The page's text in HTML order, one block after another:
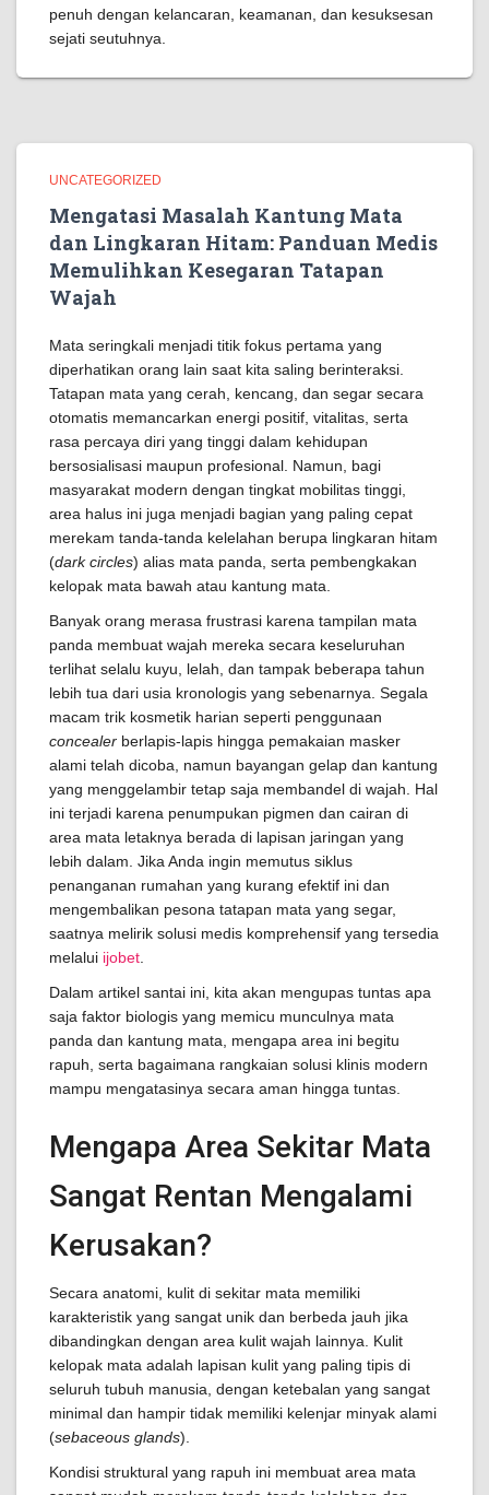
penuh dengan kelancaran, keamanan, dan kesuksesan
sejati seutuhnya.
UNCATEGORIZED
Mengatasi Masalah Kantung Mata
dan Lingkaran Hitam: Panduan Medis
Memulihkan Kesegaran Tatapan
Wajah
Mata seringkali menjadi titik fokus pertama yang
diperhatikan orang lain saat kita saling berinteraksi.
Tatapan mata yang cerah, kencang, dan segar secara
otomatis memancarkan energi positif, vitalitas, serta
rasa percaya diri yang tinggi dalam kehidupan
bersosialisasi maupun profesional. Namun, bagi
masyarakat modern dengan tingkat mobilitas tinggi,
area halus ini juga menjadi bagian yang paling cepat
merekam tanda-tanda kelelahan berupa lingkaran hitam
(dark circles) alias mata panda, serta pembengkakan
kelopak mata bawah atau kantung mata.
Banyak orang merasa frustrasi karena tampilan mata
panda membuat wajah mereka secara keseluruhan
terlihat selalu kuyu, lelah, dan tampak beberapa tahun
lebih tua dari usia kronologis yang sebenarnya. Segala
macam trik kosmetik harian seperti penggunaan
concealer berlapis-lapis hingga pemakaian masker
alami telah dicoba, namun bayangan gelap dan kantung
yang menggelambir tetap saja membandel di wajah. Hal
ini terjadi karena penumpukan pigmen dan cairan di
area mata letaknya berada di lapisan jaringan yang
lebih dalam. Jika Anda ingin memutus siklus
penanganan rumahan yang kurang efektif ini dan
mengembalikan pesona tatapan mata yang segar,
saatnya melirik solusi medis komprehensif yang tersedia
melalui ijobet
Dalam artikel santai ini, kita akan mengupas tuntas apa
saja faktor biologis yang memicu munculnya mata
panda dan kantung mata, mengapa area ini begitu
rapuh, serta bagaimana rangkaian solusi klinis modern
mampu mengatasinya secara aman hingga tuntas.
Mengapa Area Sekitar Mata
Sangat Rentan Mengalami
Kerusakan?
Secara anatomi, kulit di sekitar mata memiliki
karakteristik yang sangat unik dan berbeda jauh jika
dibandingkan dengan area kulit wajah lainnya. Kulit
kelopak mata adalah lapisan kulit yang paling tipis di
seluruh tubuh manusia, dengan ketebalan yang sangat
minimal dan hampir tidak memiliki kelenjar minyak alami
(sebaceous glands).
Kondisi struktural yang rapuh ini membuat area mata